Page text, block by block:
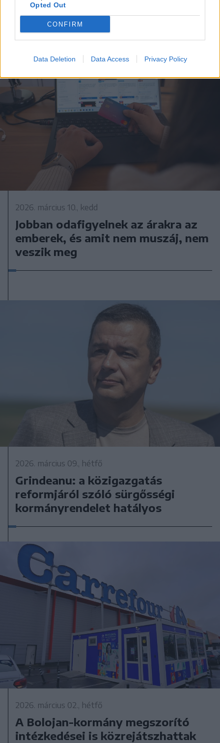
Opted Out
CONFIRM
Data Deletion Data Access Privacy Policy
januárban
2026. március 10., kedd
Jobban odafigyelnek az árakra az
emberek, és amit nem muszáj, nem
veszik meg
2026. március 09., hétfő
Grindeanu: a közigazgatás
reformjáról szóló sürgősségi
kormányrendelet hatályos
2026. március 02., hétfő
A Bolojan-kormány megszorító
intézkedései is közrejátszhattak